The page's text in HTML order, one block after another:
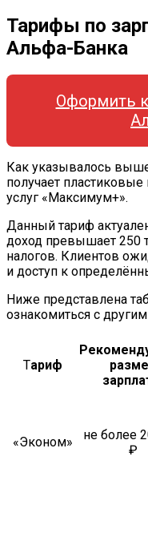
Тарифы по
Альфа-Банка
Оформить
Как указывалось
получает
услуг «Максимум+».
Данный тариф
доход превышает 250
налогов. Клиентов
и доступ к
Ниже представлена
ознакомиться с
Тариф
«Эконом»
не более
₽